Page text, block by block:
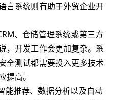
言系统则有助于外贸企业开
、仓储管理系统或第三方
，开发工作会更加复杂。系
全测试都需要投入更多技术
提高。
能推荐、数据分析以及自动